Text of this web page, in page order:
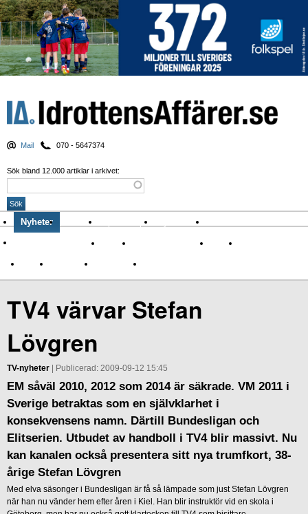
Mail 070 - 5647374
Sök bland 12.000 artiklar i arkivet:
Nyheter Krönikor Sport & spel Nyhetsbrev
Om Idrottens Affärer
Affärer I spåren av Corona Arena
Namn Sponsring TV-nyheter
TV4 värvar Stefan
Lövgren
TV-nyheter | Publicerad: 2009-09-12 15:45
EM såväl 2010, 2012 som 2014 är säkrade. VM 2011 i
Sverige betraktas som en självklarhet i
konsekvensens namn. Därtill Bundesligan och
Elitserien. Utbudet av handboll i TV4 blir massivt. Nu
kan kanalen också presentera sitt nya trumfkort, 38-
årige Stefan Lövgren
Med elva säsonger i Bundesligan är få så lämpade som just Stefan Lövgren
när han nu vänder hem efter åren i Kiel. Han blir instruktör vid en skola i